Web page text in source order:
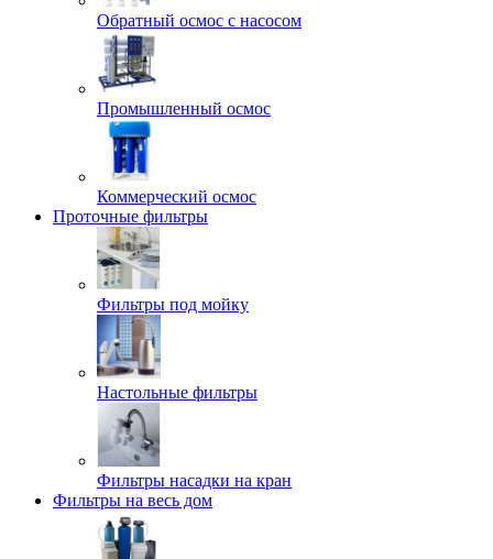
Обратный осмос с насосом
Промышленный осмос
Коммерческий осмос
Проточные фильтры
Фильтры под мойку
Настольные фильтры
Фильтры насадки на кран
Фильтры на весь дом